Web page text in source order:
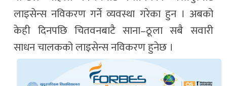
लाइसेन्स नविकरण गर्ने व्यवस्था गरेका हुन । अबको
केही दिनपछि चितवनबाटै साना–ठूला सबै सवारी
साधन चालकको लाइसेन्स नविकरण हुनेछ ।